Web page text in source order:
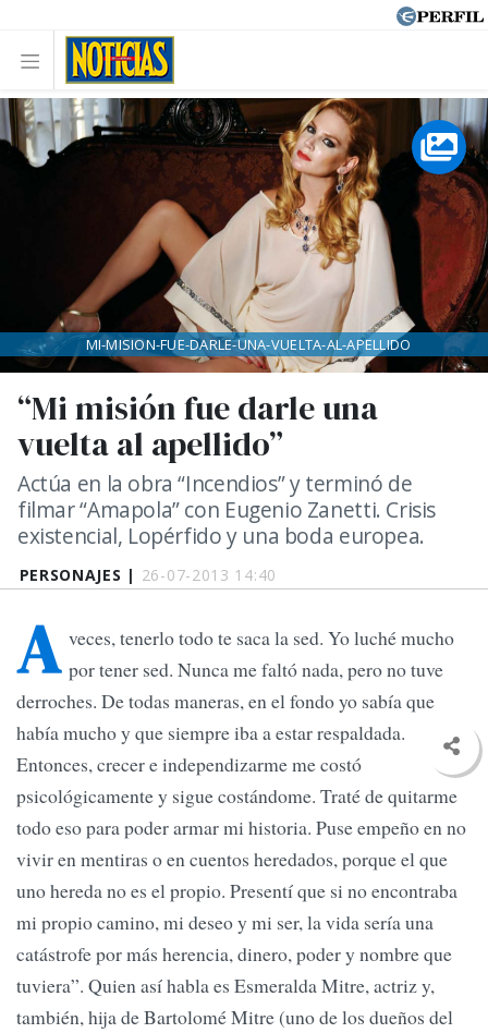
PERSONAJES | 26-07-2013 14:40
“Mi misión fue darle una
vuelta al apellido”
Actúa en la obra “Incendios” y terminó de
filmar “Amapola” con Eugenio Zanetti. Crisis
existencial, Lopérfido y una boda europea.
MI-MISION-FUE-DARLE-UNA-VUELTA-AL-APELLIDO
A veces, tenerlo todo te saca la sed. Yo luché mucho
por tener sed. Nunca me faltó nada, pero no tuve
derroches. De todas maneras, en el fondo yo sabía que
había mucho y que siempre iba a estar respaldada.
Entonces, crecer e independizarme me costó
psicológicamente y sigue costándome. Traté de quitarme
todo eso para poder armar mi historia. Puse empeño en no
vivir en mentiras o en cuentos heredados, porque el que
uno hereda no es el propio. Presentí que si no encontraba
mi propio camino, mi deseo y mi ser, la vida sería una
catástrofe por más herencia, dinero, poder y nombre que
tuviera”. Quien así habla es Esmeralda Mitre, actriz y,
también, hija de Bartolomé Mitre (uno de los dueños del